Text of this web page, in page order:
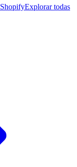
ShopifyExplorar todas